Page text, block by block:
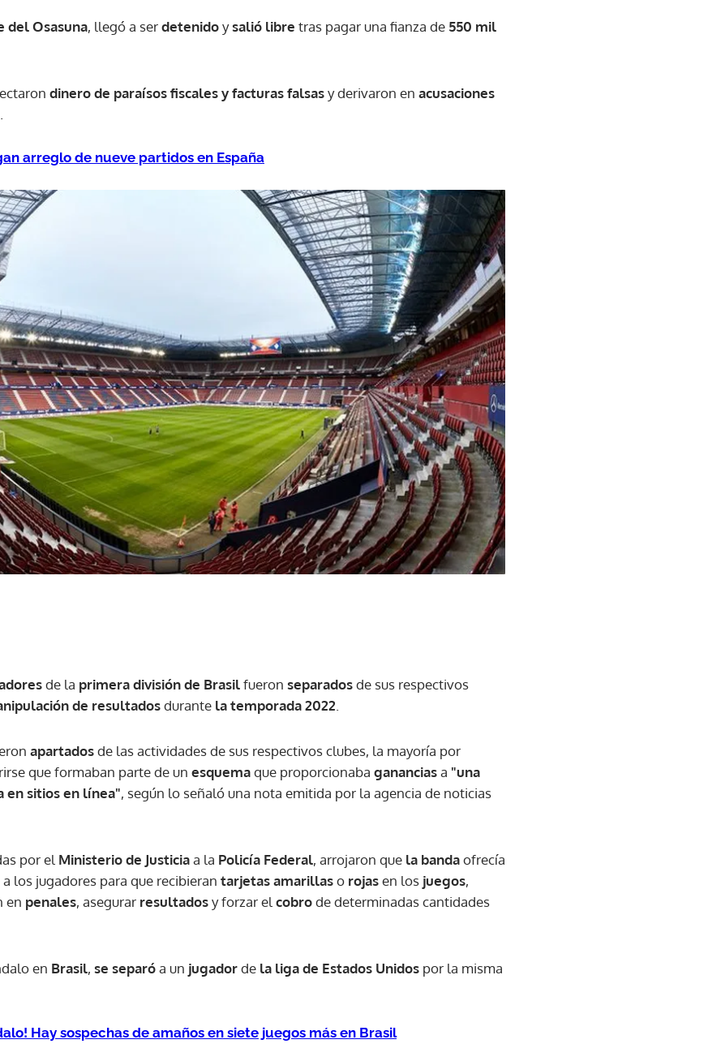
ACEPTAR
del Osasuna, llegó a serdetenidoysalió libre tras pagar una fianza de 550 mil
dinero de paraísos fiscales y facturas falsasy derivaron en acusaciones
arreglo de nueve partidos en España
de la primera división de Brasilfueron separadosde sus respectivos
de resultadosdurante la temporada 2022.
apartadosde las actividades de sus respectivos clubes, la mayoría por
que formaban parte de un esquemaque proporcionaba gananciasa "una
en sitios en línea", según lo señaló una nota emitida por la agencia de noticias
por el Ministerio de Justiciaa la Policía Federal, arrojaron que la bandaofrecía
a los jugadores para que recibieran tarjetas amarillaso rojasen los juegos,
en penales, asegurar resultadosy forzar elcobrode determinadas cantidades
en Brasil, se separóa un jugadorde la liga de Estados Unidos por la misma
Hay sospechas de amaños en siete juegos más en Brasil